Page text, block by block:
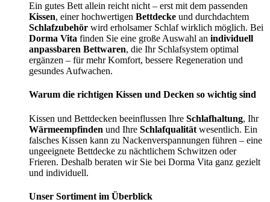
Ein gutes Bett allein reicht nicht – erst mit dem passenden
Kissen, einer hochwertigen Bettdecke und durchdachtem
Schlafzubehör wird erholsamer Schlaf wirklich möglich. Bei
Dorma Vita finden Sie eine große Auswahl an individuell
anpassbaren Bettwaren, die Ihr Schlafsystem optimal
ergänzen – für mehr Komfort, bessere Regeneration und
gesundes Aufwachen.
Warum die richtigen Kissen und Decken so wichtig sind
Kissen und Bettdecken beeinflussen Ihre Schlafhaltung, Ihr
Wärmeempfinden und Ihre Schlafqualität wesentlich. Ein
falsches Kissen kann zu Nackenverspannungen führen – eine
ungeeignete Bettdecke zu nächtlichem Schwitzen oder
Frieren. Deshalb beraten wir Sie bei Dorma Vita ganz gezielt
und individuell.
Unser Sortiment im Überblick